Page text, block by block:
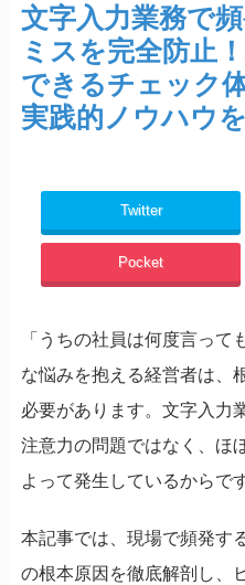
文字入力業務で
ミスを完全防止
できるチェック
実践的ノウハウ
Twitter
Pocket
「うちの社員は何度言っ
な悩みを抱える経営者は、
必要があります。文字入力
注意力の問題ではなく、ほ
よって発生しているからです
本記事では、現場で頻発す
の根本原因を徹底解剖し、